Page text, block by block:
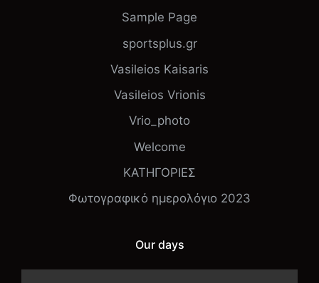
Sample Page
sportsplus.gr
Vasileios Kaisaris
Vasileios Vrionis
Vrio_photo
Welcome
ΚΑΤΗΓΟΡΙΕΣ
Φωτογραφικό ημερολόγιο 2023
Our days